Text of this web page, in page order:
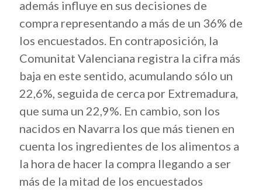
además influye en sus decisiones de
compra representando a más de un 36% de
los encuestados. En contraposición, la
Comunitat Valenciana registra la cifra más
baja en este sentido, acumulando sólo un
22,6%, seguida de cerca por Extremadura,
que suma un 22,9%. En cambio, son los
nacidos en Navarra los que más tienen en
cuenta los ingredientes de los alimentos a
la hora de hacer la compra llegando a ser
más de la mitad de los encuestados